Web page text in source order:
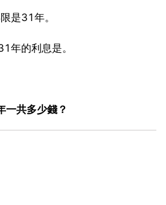
是31年。
年的利息是。
共多少錢？